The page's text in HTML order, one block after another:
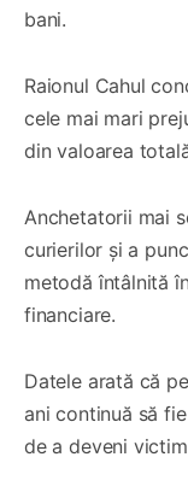
bani.
Raionul Cahul
cele mai mari
din valoarea
Anchetatorii mai
curierilor și a
metodă întâlnită
financiare.
Datele arată că
ani continuă să
de a deveni